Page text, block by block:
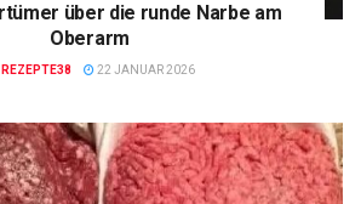
über die runde Narbe am
Oberarm
REZEPTE38 22 JANUAR 2026